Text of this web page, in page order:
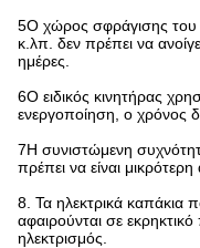
5Ο χώρος σφράγισης του
κ.λπ. δεν πρέπει να
ημέρες.
6Ο ειδικός κινητήρας
ενεργοποίηση, ο χρόνος
7Η συνιστώμενη
πρέπει να είναι
8. Τα ηλεκτρικά καπάκια
αφαιρούνται σε
ηλεκτρισμός.